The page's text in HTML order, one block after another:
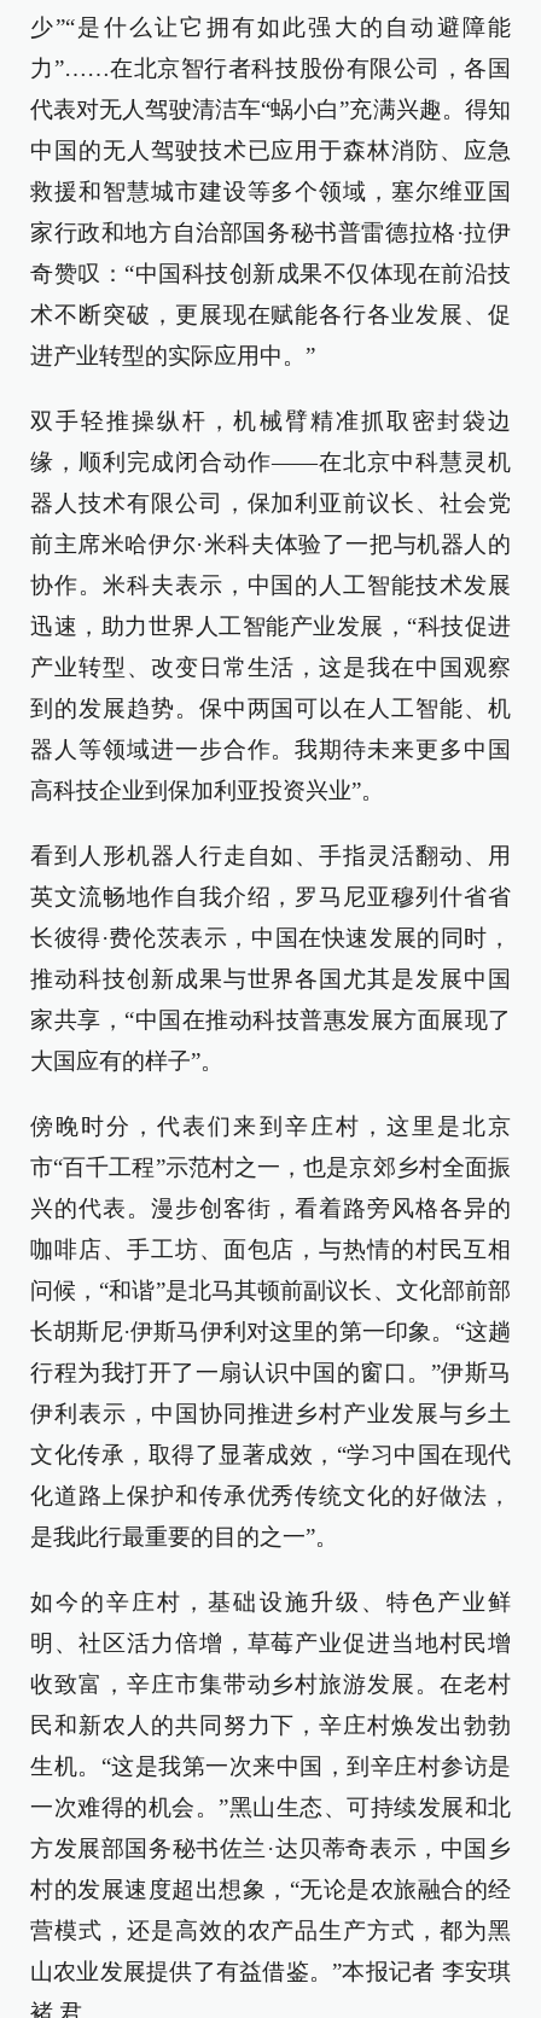
少”“是什么让它拥有如此强大的自动避障能
力”……在北京智行者科技股份有限公司，各国
代表对无人驾驶清洁车“蜗小白”充满兴趣。得知
中国的无人驾驶技术已应用于森林消防、应急
救援和智慧城市建设等多个领域，塞尔维亚国
家行政和地方自治部国务秘书普雷德拉格·拉伊
奇赞叹：“中国科技创新成果不仅体现在前沿技
术不断突破，更展现在赋能各行各业发展、促
进产业转型的实际应用中。”
双手轻推操纵杆，机械臂精准抓取密封袋边
缘，顺利完成闭合动作——在北京中科慧灵机
器人技术有限公司，保加利亚前议长、社会党
前主席米哈伊尔·米科夫体验了一把与机器人的
协作。米科夫表示，中国的人工智能技术发展
迅速，助力世界人工智能产业发展，“科技促进
产业转型、改变日常生活，这是我在中国观察
到的发展趋势。保中两国可以在人工智能、机
器人等领域进一步合作。我期待未来更多中国
高科技企业到保加利亚投资兴业”。
看到人形机器人行走自如、手指灵活翻动、用
英文流畅地作自我介绍，罗马尼亚穆列什省省
长彼得·费伦茨表示，中国在快速发展的同时，
推动科技创新成果与世界各国尤其是发展中国
家共享，“中国在推动科技普惠发展方面展现了
大国应有的样子”。
傍晚时分，代表们来到辛庄村，这里是北京
市“百千工程”示范村之一，也是京郊乡村全面振
兴的代表。漫步创客街，看着路旁风格各异的
咖啡店、手工坊、面包店，与热情的村民互相
问候，“和谐”是北马其顿前副议长、文化部前部
长胡斯尼·伊斯马伊利对这里的第一印象。“这趟
行程为我打开了一扇认识中国的窗口。”伊斯马
伊利表示，中国协同推进乡村产业发展与乡土
文化传承，取得了显著成效，“学习中国在现代
化道路上保护和传承优秀传统文化的好做法，
是我此行最重要的目的之一”。
如今的辛庄村，基础设施升级、特色产业鲜
明、社区活力倍增，草莓产业促进当地村民增
收致富，辛庄市集带动乡村旅游发展。在老村
民和新农人的共同努力下，辛庄村焕发出勃勃
生机。“这是我第一次来中国，到辛庄村参访是
一次难得的机会。”黑山生态、可持续发展和北
方发展部国务秘书佐兰·达贝蒂奇表示，中国乡
村的发展速度超出想象，“无论是农旅融合的经
营模式，还是高效的农产品生产方式，都为黑
山农业发展提供了有益借鉴。”本报记者 李安琪
褚 君